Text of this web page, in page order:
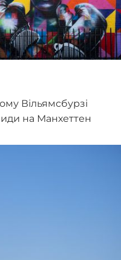
Вільямсбурзі
на Манхеттен